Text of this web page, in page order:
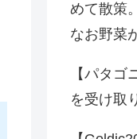
めて散策
なお野菜
【パタ
を受け取